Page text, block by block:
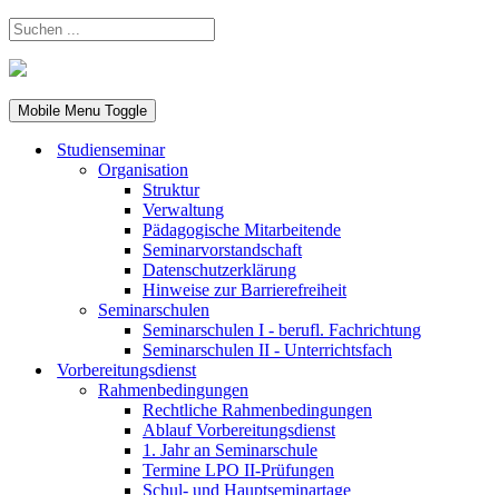
Mobile Menu Toggle
Studienseminar
Organisation
Struktur
Verwaltung
Pädagogische Mitarbeitende
Seminarvorstandschaft
Datenschutzerklärung
Hinweise zur Barrierefreiheit
Seminarschulen
Seminarschulen I - berufl. Fachrichtung
Seminarschulen II - Unterrichtsfach
Vorbereitungsdienst
Rahmenbedingungen
Rechtliche Rahmenbedingungen
Ablauf Vorbereitungsdienst
1. Jahr an Seminarschule
Termine LPO II-Prüfungen
Schul- und Hauptseminartage